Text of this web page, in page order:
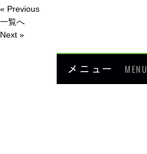
« Previous
一覧へ
Next »
メニュー MENU